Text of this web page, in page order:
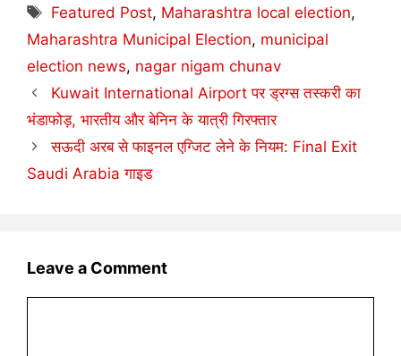
Tags
Featured Post, Maharashtra local election,
Maharashtra Municipal Election, municipal
election news, nagar nigam chunav
Kuwait International Airport पर ड्रग्स तस्करी का
भंडाफोड़, भारतीय और बेनिन के यात्री गिरफ्तार
सऊदी अरब से फाइनल एग्जिट लेने के नियम: Final Exit
Saudi Arabia गाइड
Leave a Comment